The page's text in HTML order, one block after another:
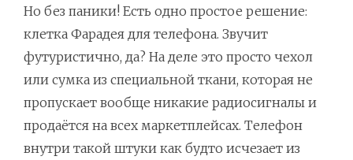
Но без паники! Есть одно простое решение:
клетка Фарадея для телефона. Звучит
футуристично, да? На деле это просто чехол
или сумка из специальной ткани, которая не
пропускает вообще никакие радиосигналы и
продаётся на всех маркетплейсах. Телефон
внутри такой штуки как будто исчезает из